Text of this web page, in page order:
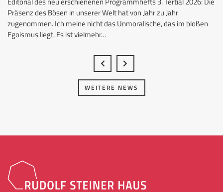
Präsenz des Bösen in unserer Welt hat von Jahr zu Jahr
zugenommen. Ich meine nicht das Unmoralische, das im bloßen
Egoismus liegt. Es ist vielmehr…
WEITERE NEWS